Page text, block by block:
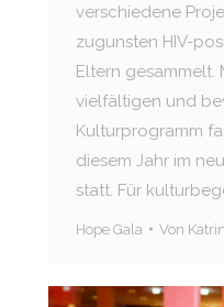
verschiedene
zugunsten HIV-
Eltern gesammelt.
vielfältigen und
Kulturprogramm
diesem Jahr im
statt. Für
Hope Gala Von